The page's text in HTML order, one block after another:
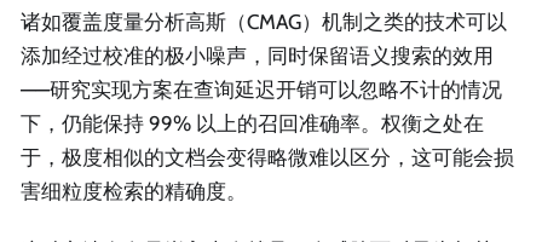
诸如覆盖度量分析高斯（CMAG）机制之类的技术可以
添加经过校准的极小噪声，同时保留语义搜索的效用
——研究实现方案在查询延迟开销可以忽略不计的情况
下，仍能保持 99% 以上的召回准确率。权衡之处在
于，极度相似的文档会变得略微难以区分，这可能会损
害细粒度检索的精确度。